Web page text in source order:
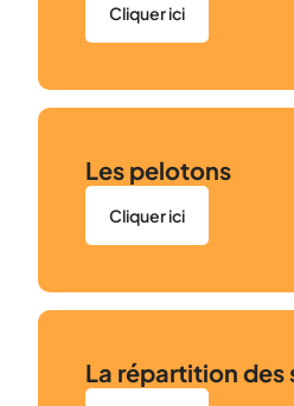
Cliquer ici
Les pelotons
Cliquer ici
La répartition des